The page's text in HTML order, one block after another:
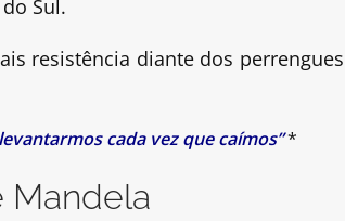
Sul.
resistência diante dos perrengues
cada vez que caímos”*
Mandela